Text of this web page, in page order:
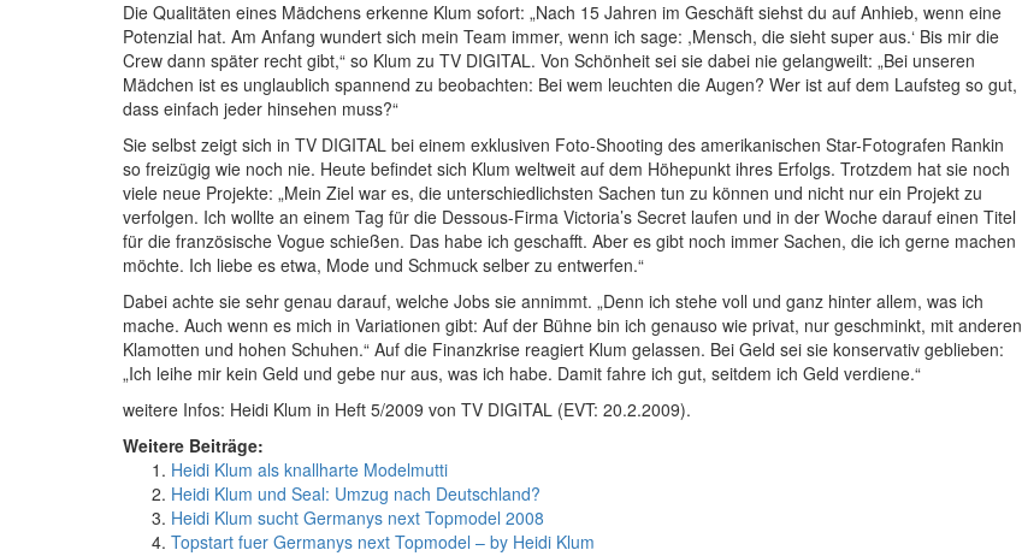
Die Qualitäten eines Mädchens erkenne Klum sofort: „Nach 15 Jahren im Geschäft siehst du auf Anhieb, wenn eine
Potenzial hat. Am Anfang wundert sich mein Team immer, wenn ich sage: ,Mensch, die sieht super aus.‘ Bis mir die
Crew dann später recht gibt,“ so Klum zu TV DIGITAL. Von Schönheit sei sie dabei nie gelangweilt: „Bei unseren
Mädchen ist es unglaublich spannend zu beobachten: Bei wem leuchten die Augen? Wer ist auf dem Laufsteg so gut,
dass einfach jeder hinsehen muss?“
Sie selbst zeigt sich in TV DIGITAL bei einem exklusiven Foto-Shooting des amerikanischen Star-Fotografen Rankin
so freizügig wie noch nie. Heute befindet sich Klum weltweit auf dem Höhepunkt ihres Erfolgs. Trotzdem hat sie noch
viele neue Projekte: „Mein Ziel war es, die unterschiedlichsten Sachen tun zu können und nicht nur ein Projekt zu
verfolgen. Ich wollte an einem Tag für die Dessous-Firma Victoria’s Secret laufen und in der Woche darauf einen Titel
für die französische Vogue schießen. Das habe ich geschafft. Aber es gibt noch immer Sachen, die ich gerne machen
möchte. Ich liebe es etwa, Mode und Schmuck selber zu entwerfen.“
Dabei achte sie sehr genau darauf, welche Jobs sie annimmt. „Denn ich stehe voll und ganz hinter allem, was ich
mache. Auch wenn es mich in Variationen gibt: Auf der Bühne bin ich genauso wie privat, nur geschminkt, mit anderen
Klamotten und hohen Schuhen.“ Auf die Finanzkrise reagiert Klum gelassen. Bei Geld sei sie konservativ geblieben:
„Ich leihe mir kein Geld und gebe nur aus, was ich habe. Damit fahre ich gut, seitdem ich Geld verdiene.“
weitere Infos: Heidi Klum in Heft 5/2009 von TV DIGITAL (EVT: 20.2.2009).
Weitere Beiträge:
Heidi Klum als knallharte Modelmutti
Heidi Klum und Seal: Umzug nach Deutschland?
Heidi Klum sucht Germanys next Topmodel 2008
Topstart fuer Germanys next Topmodel – by Heidi Klum